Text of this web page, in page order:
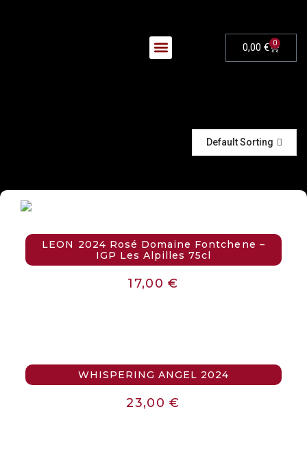
0,00 € 0
Default Sorting
LEON 2024 Rosé Domaine Fontchene –
IGP Les Alpilles 75cl
17,00€
WHISPERING ANGEL 2024
23,00€